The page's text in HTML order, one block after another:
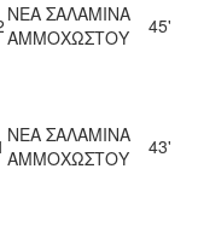
ΝΕΑ ΣΑΛΑΜΙΝΑ
ΑΜΜΟΧΩΣΤΟΥ
45'
ΝΕΑ ΣΑΛΑΜΙΝΑ
ΑΜΜΟΧΩΣΤΟΥ
43'